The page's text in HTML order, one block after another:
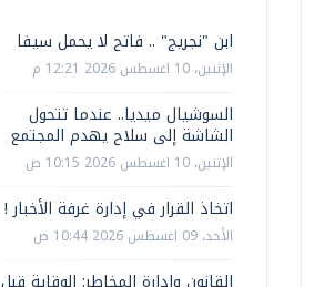
ابن "نجريج" .. فاتح لا يحمل سيفا
الإثنين، 10 اغسطس 2026 12:21 م
السوشيال ميديا.. عندما تتحول
الشاشة إلى سلاح يهدم المجتمع
الإثنين، 10 اغسطس 2026 10:15 ص
اتخاذ القرار في إدارة غرفة الأخبار !
الأحد، 09 اغسطس 2026 10:44 ص